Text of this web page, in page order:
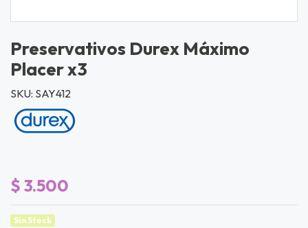
Preservativos Durex Máximo
Placer x3
SKU: SAY412
$ 3.500
Sin Stock